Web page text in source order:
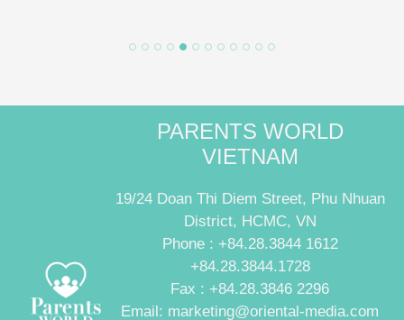
PARENTS WORLD
VIETNAM
19/24 Doan Thi Diem Street, Phu Nhuan
District, HCMC, VN
Phone : +84.28.3844 1612
+84.28.3844.1728
Fax : +84.28.3846 2296
Email: marketing@oriental-media.com